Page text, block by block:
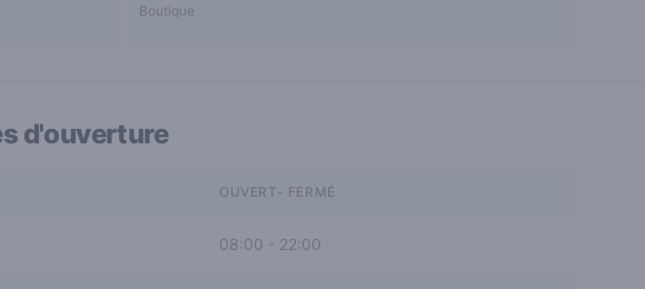
Boutique
d'ouverture
OUVERT- FERMÉ
08:00 - 22:00